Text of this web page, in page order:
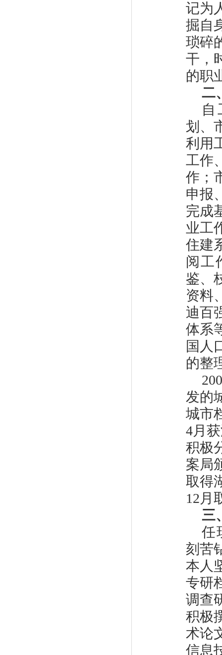
记为
掘自
琐碎
干，
的职
二
划、
利用
工作
作；
申报
完成
业工
住建
阅工
鉴、
资料
迪百
体系
国人
的整
发的
城市
4月
积极
案局
取得
12月
三
任
刻苦
本人
专研
调查
积极
术论
信息